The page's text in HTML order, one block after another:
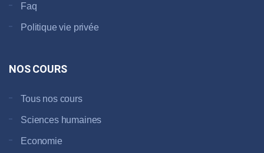
Faq
Politique vie privée
NOS COURS
Tous nos cours
Sciences humaines
Economie